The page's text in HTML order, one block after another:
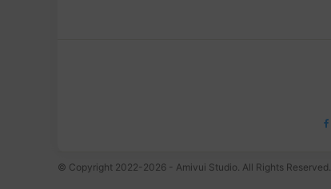
© Copyright 2022-2026 - Amivui Studio. All Rights Reserved.